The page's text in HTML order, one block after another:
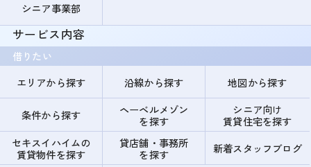
シニア事業部
サービス内容
借りたい
エリアから探す
沿線から探す 地図から探す
条件から探す
ヘーベルメゾン
を探す
シニア向け
賃貸住宅を探す
セキスイハイムの
賃貸物件を探す
貸店舗・事務所
を探す
新着スタッフブログ